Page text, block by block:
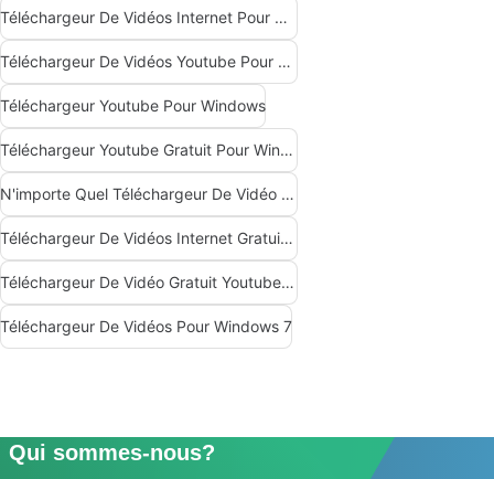
Téléchargeur De Vidéos Internet Pour Windows
Téléchargeur De Vidéos Youtube Pour Windows
Téléchargeur Youtube Pour Windows
Téléchargeur Youtube Gratuit Pour Windows
N'importe Quel Téléchargeur De Vidéo Pour Windows
Téléchargeur De Vidéos Internet Gratuit Pour Windows
Téléchargeur De Vidéo Gratuit Youtube Pour Windows
Téléchargeur De Vidéos Pour Windows 7
Qui sommes-nous?